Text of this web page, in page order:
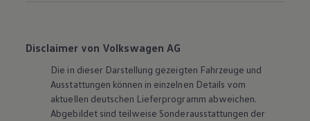
Disclaimer von Volkswagen AG
Die in dieser Darstellung gezeigten Fahrzeuge und
Ausstattungen können in einzelnen Details vom
aktuellen deutschen Lieferprogramm abweichen.
Abgebildet sind teilweise Sonderausstattungen der